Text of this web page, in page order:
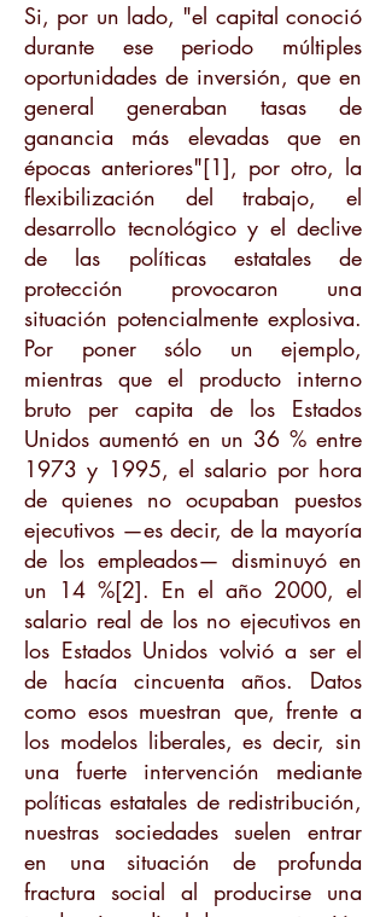
Si, por un lado, "el capital conoció
durante ese periodo múltiples
oportunidades de inversión, que en
general generaban tasas de
ganancia más elevadas que en
épocas anteriores"[1], por otro, la
flexibilización del trabajo, el
desarrollo tecnológico y el declive
de las políticas estatales de
protección provocaron una
situación potencialmente explosiva.
Por poner sólo un ejemplo,
mientras que el producto interno
bruto per capita de los Estados
Unidos aumentó en un 36 % entre
1973 y 1995, el salario por hora
de quienes no ocupaban puestos
ejecutivos —es decir, de la mayoría
de los empleados— disminuyó en
un 14 %[2]. En el año 2000, el
salario real de los no ejecutivos en
los Estados Unidos volvió a ser el
de hacía cincuenta años. Datos
como esos muestran que, frente a
los modelos liberales, es decir, sin
una fuerte intervención mediante
políticas estatales de redistribución,
nuestras sociedades suelen entrar
en una situación de profunda
fractura social al producirse una